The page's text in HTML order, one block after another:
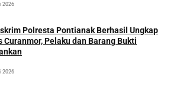
2026
Polresta Pontianak Berhasil Ungkap
Curanmor, Pelaku dan Barang Bukti
2026